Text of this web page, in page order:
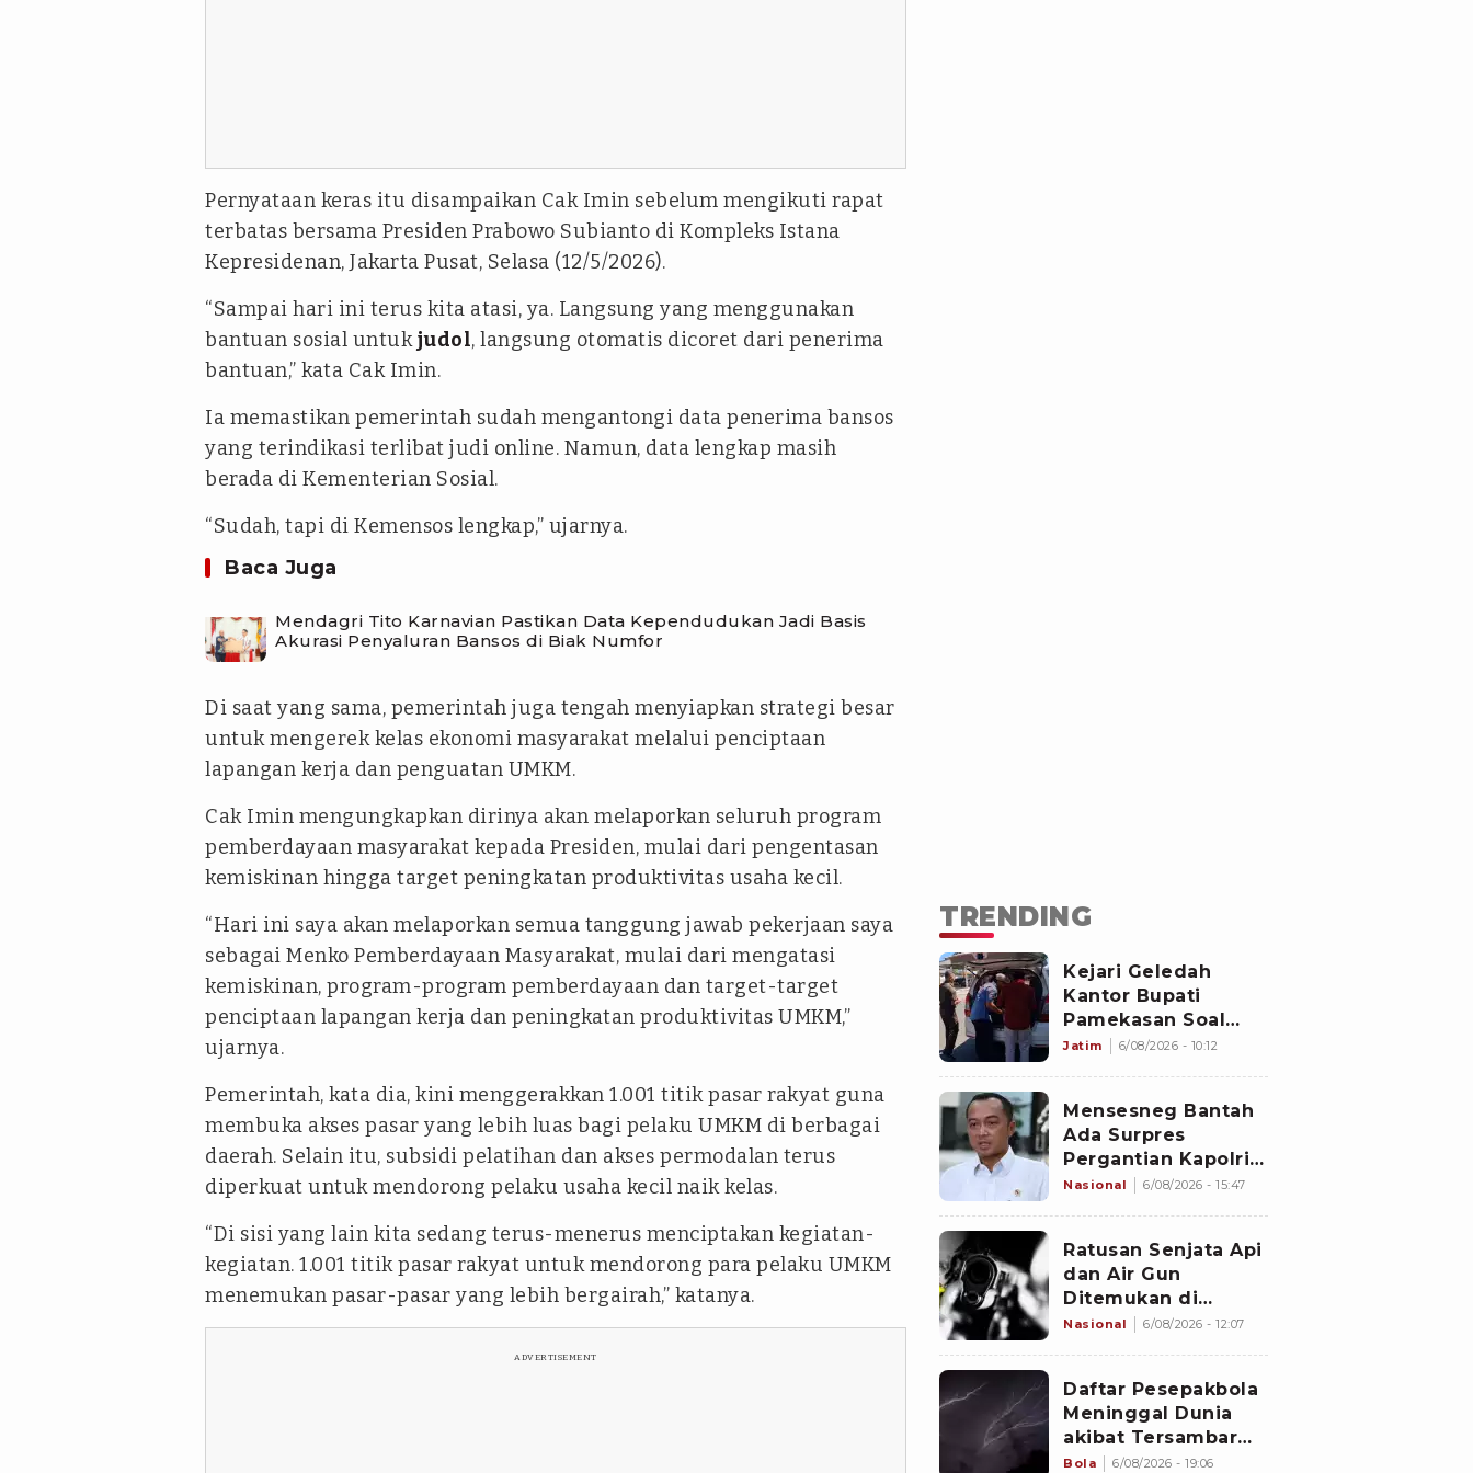
Pernyataan keras itu disampaikan Cak Imin sebelum mengikuti rapat
terbatas bersama Presiden Prabowo Subianto di Kompleks Istana
Kepresidenan, Jakarta Pusat, Selasa (12/5/2026).
“Sampai hari ini terus kita atasi, ya. Langsung yang menggunakan
bantuan sosial untukjudol, langsung otomatis dicoret dari penerima
bantuan,” kata Cak Imin.
Ia memastikan pemerintah sudah mengantongi data penerima bansos
yang terindikasi terlibat judi online. Namun, data lengkap masih
berada di Kementerian Sosial.
“Sudah, tapi di Kemensos lengkap,” ujarnya.
Baca Juga
Mendagri Tito Karnavian Pastikan Data Kependudukan Jadi Basis
Akurasi Penyaluran Bansos di Biak Numfor
Di saat yang sama, pemerintah juga tengah menyiapkan strategi besar
untuk mengerek kelas ekonomi masyarakat melalui penciptaan
lapangan kerja dan penguatan UMKM.
Cak Imin mengungkapkan dirinya akan melaporkan seluruh program
pemberdayaan masyarakat kepada Presiden, mulai dari pengentasan
kemiskinan hingga target peningkatan produktivitas usaha kecil.
“Hari ini saya akan melaporkan semua tanggung jawab pekerjaan saya
sebagai Menko Pemberdayaan Masyarakat, mulai dari mengatasi
kemiskinan, program-program pemberdayaan dan target-target
penciptaan lapangan kerja dan peningkatan produktivitas UMKM,”
ujarnya.
Pemerintah, kata dia, kini menggerakkan 1.001 titik pasar rakyat guna
membuka akses pasar yang lebih luas bagi pelaku UMKM di berbagai
daerah. Selain itu, subsidi pelatihan dan akses permodalan terus
diperkuat untuk mendorong pelaku usaha kecil naik kelas.
“Di sisi yang lain kita sedang terus-menerus menciptakan kegiatan-
kegiatan. 1.001 titik pasar rakyat untuk mendorong para pelaku UMKM
menemukan pasar-pasar yang lebih bergairah,” katanya.
ADVERTISEMENT
TRENDING
Kejari Geledah
Kantor Bupati
Pamekasan Soal
Dugaan Korupsi
Milliar
Jatim 6/08/2026 - 10:12
Mensesneg Bantah
Ada Surpres
Pergantian Kapolri:
Tidak Ada
Nasional 6/08/2026 - 15:47
Ratusan Senjata Api
dan Air Gun
Ditemukan di
Sekolah Swasta
Nasional 6/08/2026 - 12:07
Daftar Pesepakbola
Meninggal Dunia
akibat Tersambar
Petir, Ada dari
Bola 6/08/2026 - 19:06